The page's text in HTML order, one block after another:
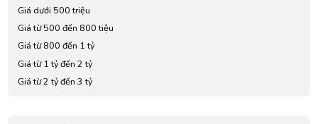
Giá dưới 500 triệu
Giá từ 500 đến 800 tiệu
Giá từ 800 đến 1 tỷ
Giá từ 1 tỷ đến 2 tỷ
Giá từ 2 tỷ đến 3 tỷ